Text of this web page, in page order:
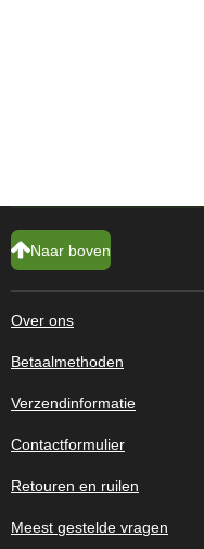
Naar boven
Over ons
Betaalmethoden
Verzendinformatie
Contactformulier
Retouren en ruilen
Meest gestelde vragen